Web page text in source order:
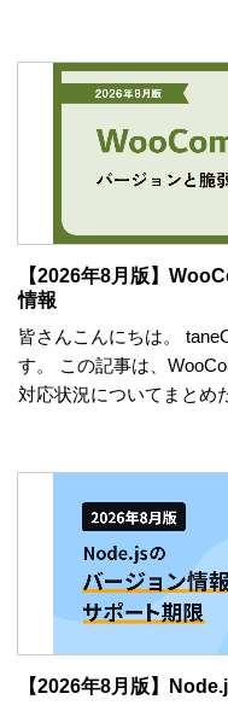
【2026年8月版】
情報
皆さんこんにちは。
す。 この記事は、
対応状況についてまとめ
【2026年8月版】